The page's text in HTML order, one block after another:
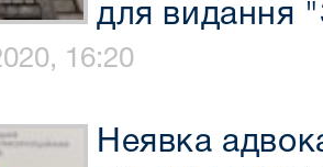
для видання
16:20
Неявка